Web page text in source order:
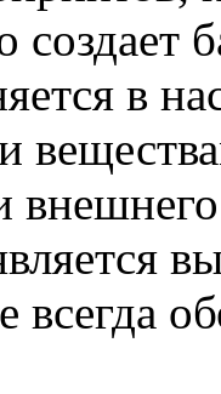
создает
в
всегда